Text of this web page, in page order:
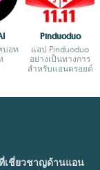
บอท
Pinduoduo
แอป Pinduoduo
อย่างเป็นทางการ
สำหรับแอนดรอยด์
เชี่ยวชาญด้านแอน